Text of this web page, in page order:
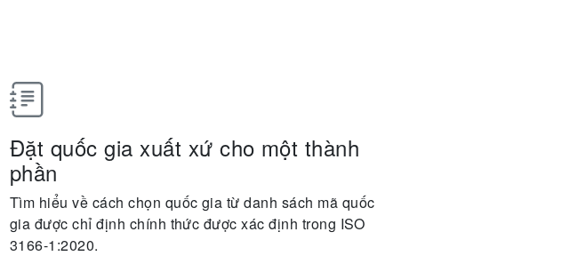
Đặt quốc gia xuất xứ cho một thành
phần
Tìm hiểu về cách chọn quốc gia từ danh sách mã quốc
gia được chỉ định chính thức được xác định trong ISO
3166-1:2020.